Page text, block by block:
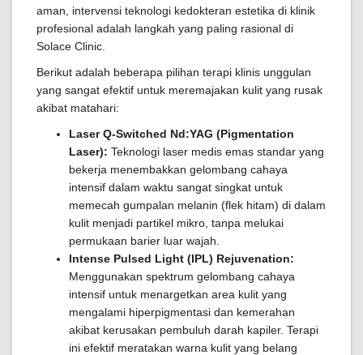
aman, intervensi teknologi kedokteran estetika di klinik
profesional adalah langkah yang paling rasional di
Solace Clinic.
Berikut adalah beberapa pilihan terapi klinis unggulan
yang sangat efektif untuk meremajakan kulit yang rusak
akibat matahari:
Laser Q-Switched Nd:YAG (Pigmentation
Laser): Teknologi laser medis emas standar yang
bekerja menembakkan gelombang cahaya
intensif dalam waktu sangat singkat untuk
memecah gumpalan melanin (flek hitam) di dalam
kulit menjadi partikel mikro, tanpa melukai
permukaan barier luar wajah.
Intense Pulsed Light (IPL) Rejuvenation:
Menggunakan spektrum gelombang cahaya
intensif untuk menargetkan area kulit yang
mengalami hiperpigmentasi dan kemerahan
akibat kerusakan pembuluh darah kapiler. Terapi
ini efektif meratakan warna kulit yang belang